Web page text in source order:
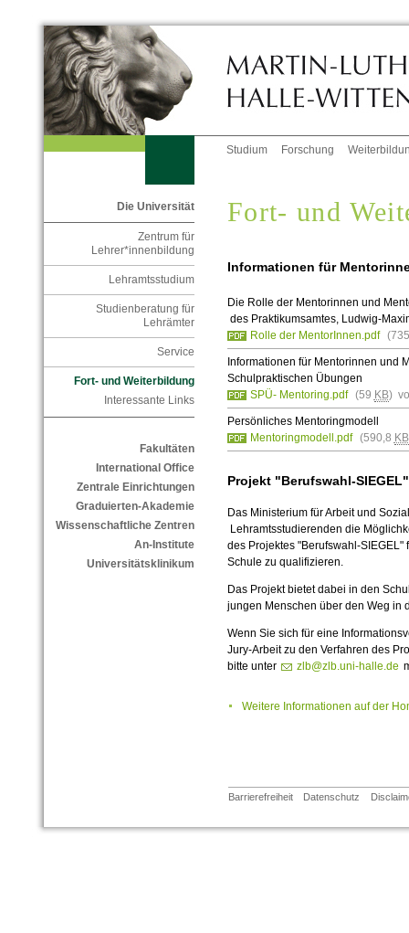
Studium Forschung
Die Universität
Zentrum für
Lehrer*innenbildung
Lehramtsstudium
Studienberatung für
Lehrämter
Service
Fort- und Weiterbildung
Interessante Links
Fakultäten
International Office
Zentrale Einrichtungen
Graduierten-Akademie
Wissenschaftliche Zentren
An-Institute
Universitätsklinikum
Fort- und
Informationen für
Die Rolle der Mentorinnen und
des Praktikumsamtes, Ludwig-
Rolle der MentorInnen.pdf
Informationen für Mentorinnen und
Schulpraktischen Übungen
SPÜ- Mentoring.pdf (59 KB)
Persönliches Mentoringmodell
Mentoringmodell.pdf (590,8 KB
Projekt "Berufswahl-SIEGEL"
Das Ministerium für Arbeit und
Lehramtsstudierenden die
des Projektes "Berufswahl-
Schule zu qualifizieren.
Das Projekt bietet dabei in den
jungen Menschen über den Weg in
Wenn Sie sich für eine
Jury-Arbeit zu den Verfahren des
bitte unter
zlb@zlb.uni-halle.de
Weitere Informationen auf der
Barrierefreiheit Datenschutz